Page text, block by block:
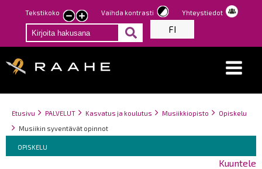
Hyppää
pääsisältöön
Tekstikoko
Pienennä
tekstin
kokoa
Suurenna
tekstin
kokoa
Vaihda kontrasti Yhteystiedot
FI
Breadcrumbs
You
are
Etusivu PALVELUT Kasvatus ja koulutus Musiikkiopisto
Opiskelu
Musiikin syventävät opinnot
Breadcrumbs
You
are
OPISKELU
Kuuntele